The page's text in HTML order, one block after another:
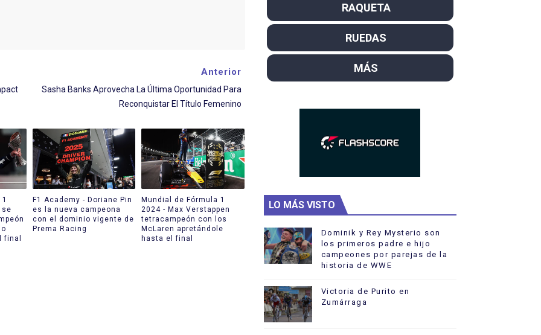
2026 (Oklahoma City, Estados Unidos) - Miquel Travé campeón del mundo. Bronces para David Llorente y Miren
- Tadej Pogacar entra en el selecto grupo de los pentacampeones, los más laureados
- Lando Norris consigue en Hungría su primera victoria del año como campeón
diving 2026 (París, Francia) - Catalin Preda y Nelli Chukanivska nuevos campeones con Carlos Gimeno a las
Anterior
Sasha Banks Aprovecha La Última Oportunidad Para
Reconquistar El Título Femenino
se
final
F1 Academy - Doriane Pin
es la nueva campeona
con el dominio vigente de
Prema Racing
Mundial de Fórmula 1
2024 - Max Verstappen
tetracampeón con los
McLaren apretándole
hasta el final
RAQUETA
RUEDAS
MÁS
LO MÁS VISTO
Dominik y Rey Mysterio son
los primeros padre e hijo
campeones por parejas de la
historia de WWE
Victoria de Purito en
Zumárraga